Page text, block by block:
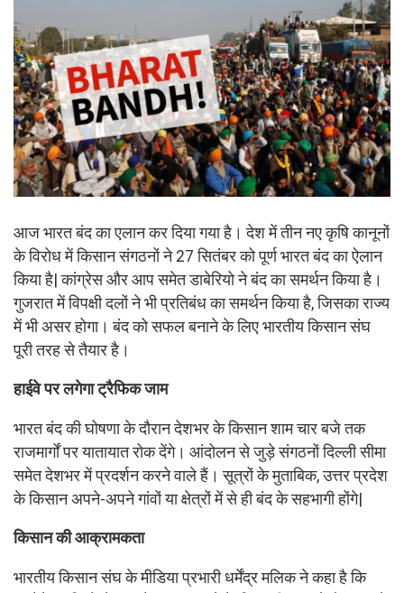
आज भारत बंद का एलान कर दिया गया है। देश में तीन नए कृषि कानूनों
के विरोध में किसान संगठनों ने 27 सितंबर को पूर्ण भारत बंद का ऐलान
किया है| कांग्रेस और आप समेत डाबेरियो ने बंद का समर्थन किया है।
गुजरात में विपक्षी दलों ने भी प्रतिबंध का समर्थन किया है, जिसका राज्य
में भी असर होगा। बंद को सफल बनाने के लिए भारतीय किसान संघ
पूरी तरह से तैयार है।
हाईवे पर लगेगा ट्रैफिक जाम
भारत बंद की घोषणा के दौरान देशभर के किसान शाम चार बजे तक
राजमार्गों पर यातायात रोक देंगे। आंदोलन से जुड़े संगठनों दिल्ली सीमा
समेत देशभर में प्रदर्शन करने वाले हैं। सूत्रों के मुताबिक, उत्तर प्रदेश
के किसान अपने-अपने गांवों या क्षेत्रों में से ही बंद के सहभागी होंगे|
किसान की आक्रामकता
भारतीय किसान संघ के मीडिया प्रभारी धर्मेंद्र मलिक ने कहा है कि